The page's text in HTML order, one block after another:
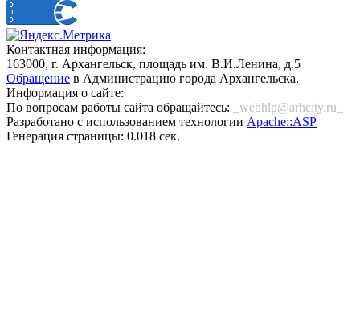
Контактная информация:
163000, г. Архангельск, площадь им. В.И.Ленина, д.5
Обращение в Администрацию города Архангельска.
Информация о сайте:
По вопросам работы сайта обращайтесь:
_webhlp@arhcity.ru_
Разработано с использованием технологии Apache::ASP
Генерация страницы: 0.018 сек.